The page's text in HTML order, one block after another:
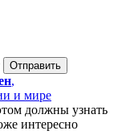
,
и мире
должны узнать
интересно